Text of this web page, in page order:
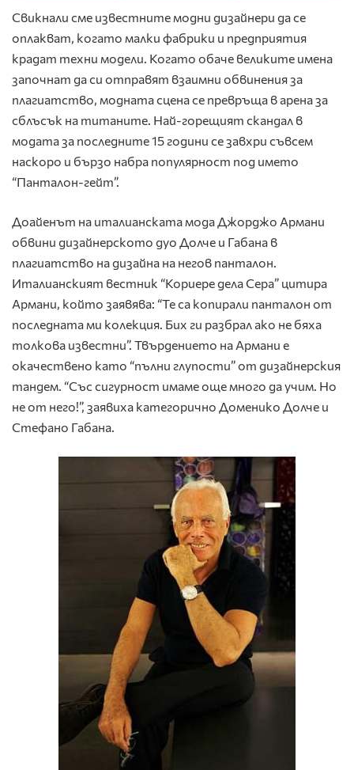
Свикнали сме известните модни дизайнери да се
оплакват, когато малки фабрики и предприятия
крадат техни модели. Когато обаче великите имена
започнат да си отправят взаимни обвинения за
плагиатство, модната сцена се превръща в арена за
сблъсък на титаните. Най-горещият скандал в
модата за последните 15 години се завхри съвсем
наскоро и бързо набра популярност под името
“Панталон-гейт”.
Доайенът на италианската мода Джорджо Армани
обвини дизайнерското дуо Долче и Габана в
плагиатство на дизайна на негов панталон.
Италианският вестник “Кориере дела Сера” цитира
Армани, който заявява: “Те са копирали панталон от
последната ми колекция. Бих ги разбрал ако не бяха
толкова известни”. Твърдението на Армани е
окачествено като “пълни глупости” от дизайнерския
тандем. “Със сигурност имаме още много да учим. Но
не от него!”, заявиха категорично Доменико Долче и
Стефано Габана.